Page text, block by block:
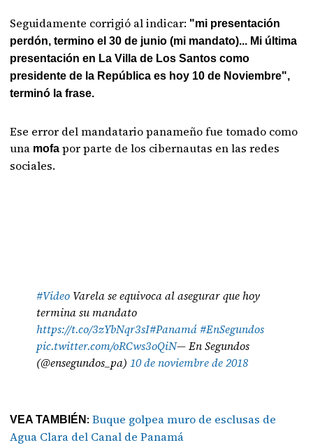
Seguidamente corrigió al indicar: "mi presentación
perdón, termino el 30 de junio (mi mandato)... Mi última
presentación en La Villa de Los Santos como
presidente de la República es hoy 10 de Noviembre",
terminó la frase.
Ese error del mandatario panameño fue tomado como
una mofa por parte de los cibernautas en las redes
sociales.
#Video Varela se equivoca al asegurar que hoy
termina su mandato
https://t.co/3zYbNqr3sI#Panamá#EnSegundos
pic.twitter.com/oRCws3oQiN— En Segundos
(@ensegundos_pa)10 de noviembre de 2018
VEA TAMBIÉN :Buque golpea muro de esclusas de
Agua Clara del Canal de Panamá